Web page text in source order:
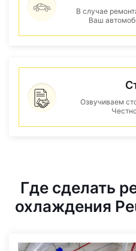
В случае
Ваш
Озвучиваем
Где сделать
охлаждения